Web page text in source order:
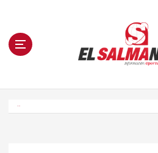
n El Salmantino -